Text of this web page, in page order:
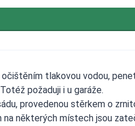
tlakovou vodou,
požaduji i u garáže.
provedenou stěrkem o
na některých místech jsou